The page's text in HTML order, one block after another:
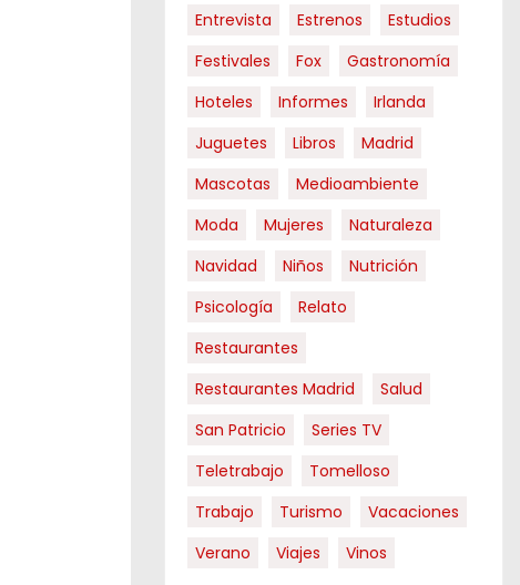
Entrevista
Estrenos
Estudios
Festivales
Fox
Gastronomía
Hoteles
Informes
Irlanda
Juguetes
Libros
Madrid
Mascotas
Medioambiente
Moda
Mujeres
Naturaleza
Navidad
Niños
Nutrición
Psicología
Relato
Restaurantes
Restaurantes Madrid
Salud
San Patricio
Series TV
Teletrabajo
Tomelloso
Trabajo
Turismo
Vacaciones
Verano
Viajes Vinos